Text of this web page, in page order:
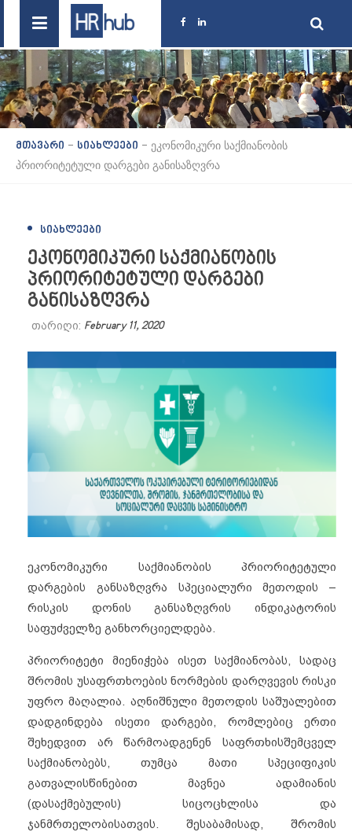
მთავარი - სიახლეები - ეკონომიკური საქმიანობის
პრიორიტეტული დარგები განისაზღვრა
ᲡᲘᲐᲮᲚᲔᲔᲑᲘ
ეკონომიკური საქმიანობის
პრიორიტეტული დარგები
განისაზღვრა
თარიღი: February 11, 2020
ეკონომიკური საქმიანობის
პრიორიტეტული
დარგების განსაზღვრა სპეციალური მეთოდის –
რისკის დონის განსაზღვრის ინდიკატორის
საფუძველზე განხორციელდება.
პრიორიტეტი მიენიჭება ისეთ საქმიანობას, სადაც
შრომის უსაფრთხოების ნორმების დარღვევის რისკი
უფრო მაღალია. აღნიშნული მეთოდის საშუალებით
დადგინდება ისეთი დარგები, რომლებიც ერთი
შეხედვით არ წარმოადგენენ საფრთხისშემცველ
საქმიანობებს, თუმცა მათი სპეციფიკის
გათვალისწინებით მავნეა ადამიანის
(დასაქმებულის) სიცოცხლისა და
ჯანმრთელობისათვის. შესაბამისად, შრომის